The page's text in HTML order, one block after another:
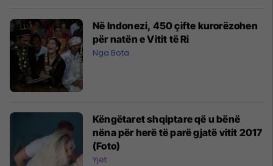
Në Indonezi, 450 çifte kurorëzohen
për natën e Vitit të Ri
Nga Bota
Këngëtaret shqiptare që u bënë
nëna për herë të parë gjatë vitit 2017
(Foto)
Yjet